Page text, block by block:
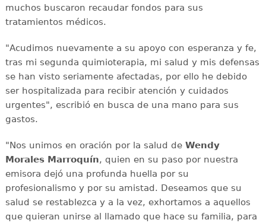
muchos buscaron recaudar fondos para sus
tratamientos médicos.
"Acudimos nuevamente a su apoyo con esperanza y fe,
tras mi segunda quimioterapia, mi salud y mis defensas
se han visto seriamente afectadas, por ello he debido
ser hospitalizada para recibir atención y cuidados
urgentes", escribió en busca de una mano para sus
gastos.
"Nos unimos en oración por la salud de Wendy
Morales Marroquín, quien en su paso por nuestra
emisora dejó una profunda huella por su
profesionalismo y por su amistad. Deseamos que su
salud se restablezca y a la vez, exhortamos a aquellos
que quieran unirse al llamado que hace su familia, para